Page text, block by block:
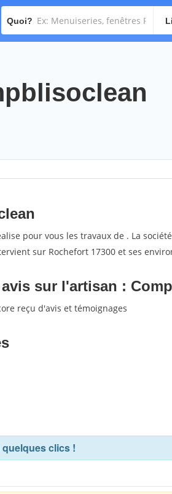
Quoi?
pour vous les travaux de . La
sur Rochefort 17300 et ses
sur l'artisan :
reçu d'avis et témoignages